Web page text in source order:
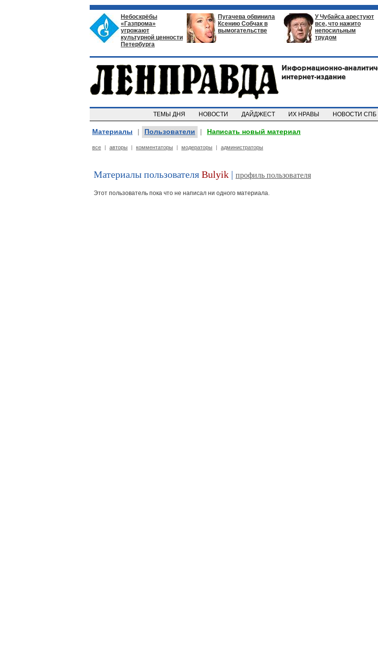
Небоскрёбы
«Газпрома»
угрожают
культурной ценности
Петербурга
Пугачева обвинила
Ксению Собчак в
вымогательстве
У Чубайса арестуют
все, что нажито
непосильным
трудом
ТЕМЫ ДНЯ НОВОСТИ ДАЙДЖЕСТ ИХ НРАВЫ НОВОСТИ СПБ
Материалы | Пользователи | Написать новый материал
все | авторы | комментаторы | модераторы | администраторы
Материалы пользователя Bulyik | профиль пользователя
Этот пользователь пока что не написал ни одного материала.